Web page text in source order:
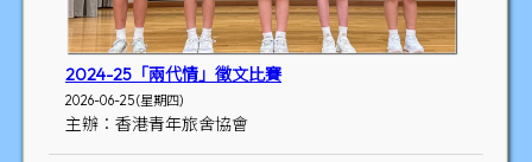
2024-25「兩代情」徵文比賽
2026-06-25 (星期四)
主辦：香港青年旅舍協會